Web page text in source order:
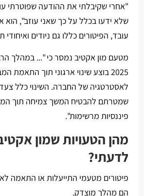
"אחרי שקיבלתי את ההודעה שפוטרתי
שלא ידעו בכלל על כך שאני עוזב", הוא
עובד, הפיטורים כללו גם ניודים
מטעם מון אקטיב נמסר כי "... במהלך
2025 בוצע שינוי ארגוני תוך התאמת
לאסטרטגיה של החברה. השינוי כלל
שמטרתם להבטיח המשך צמיחה תוך
פיננסיות מרשימות".
מהן הטעויות שמון
לדעתי?
פיטורים מטעמי התייעלות או התאמה
הם מהלך מוצדק.